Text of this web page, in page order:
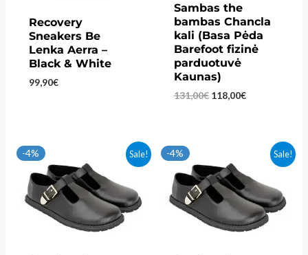
Recovery
Sneakers Be
Lenka Aerra –
Black & White
99,90€
Sambas the
bambas Chancla
kali (Basa Pėda
Barefoot fizinė
parduotuvė
Kaunas)
131,00€ Original
118,00€Current
Sale!
-4% Sale!
-4%